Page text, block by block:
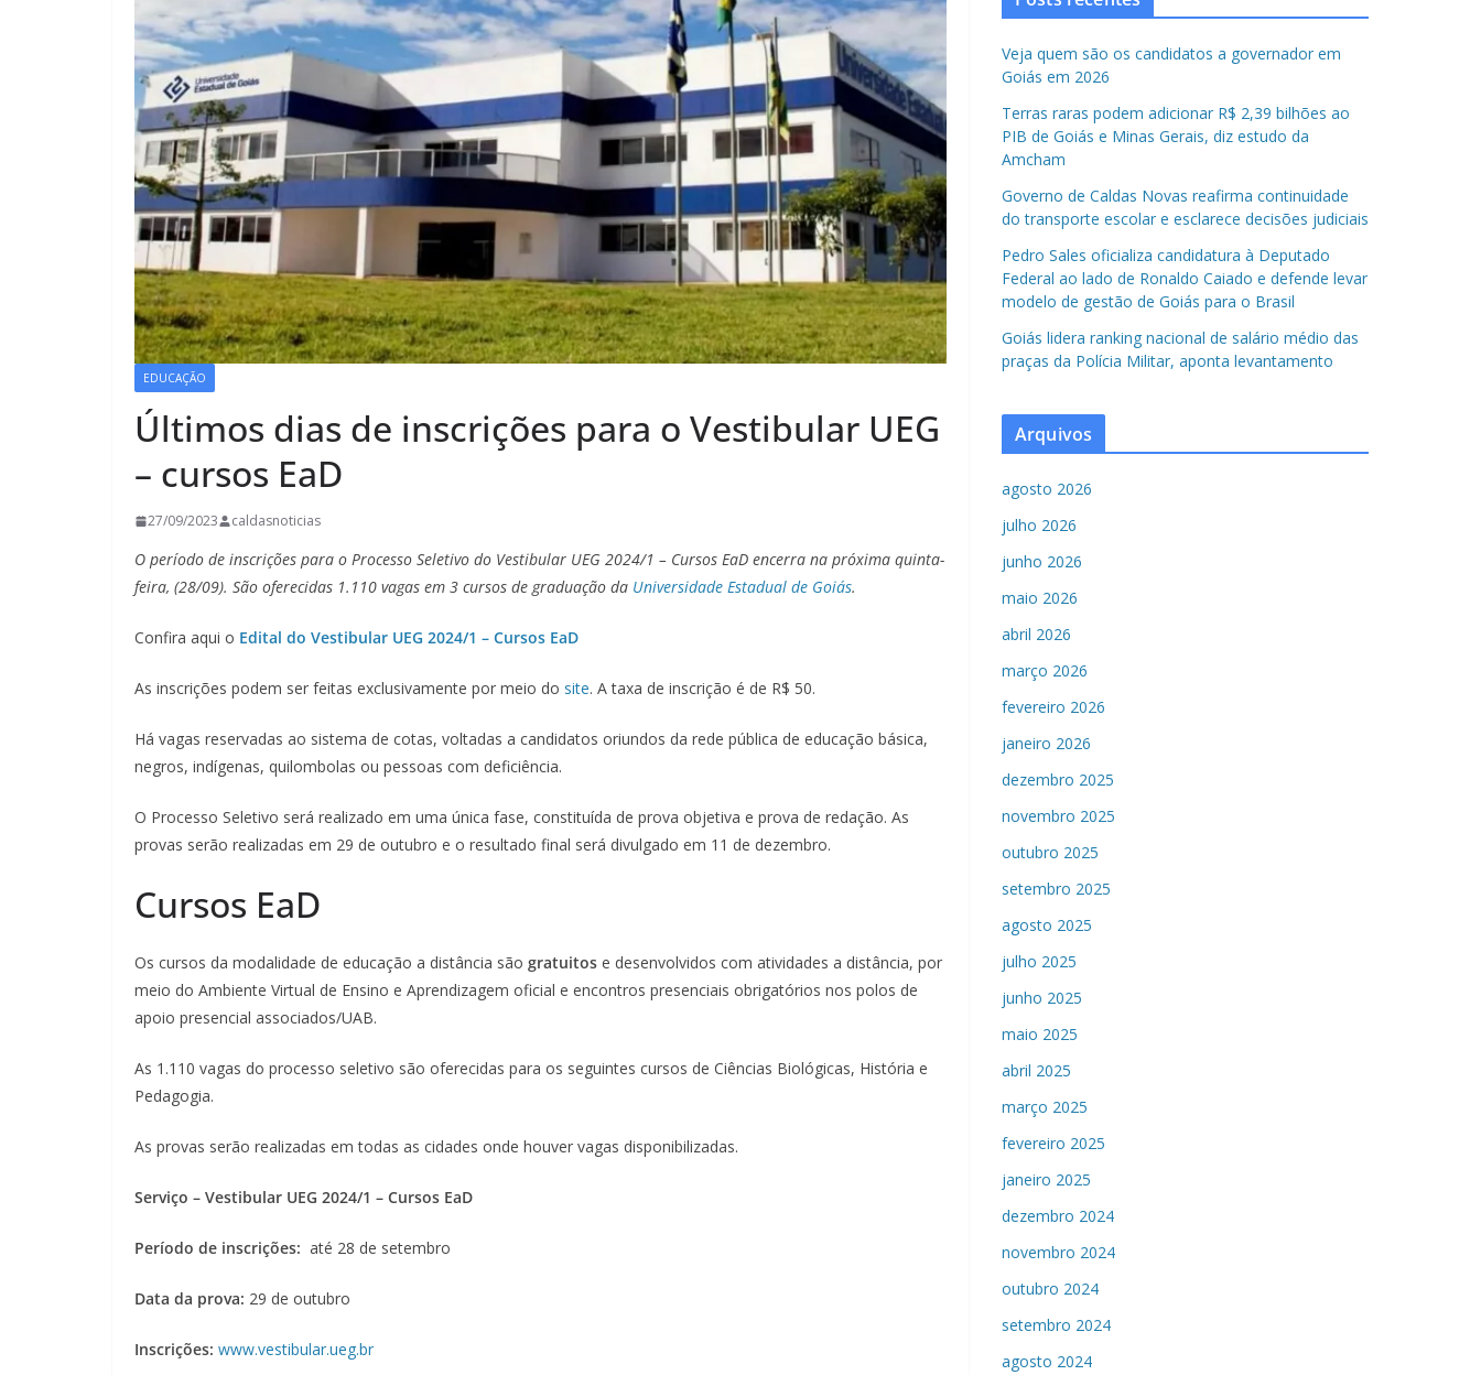
EDUCAÇÃO
Últimos dias de inscrições para o Vestibular UEG
– cursos EaD
27/09/2023 caldasnoticias
O período de inscrições para o Processo Seletivo do Vestibular UEG 2024/1 – Cursos EaD encerra na próxima quinta-
feira, (28/09). São oferecidas 1.110 vagas em 3 cursos de graduação da Universidade Estadual de Goiás.
Confira aqui o Edital do Vestibular UEG 2024/1 – Cursos EaD
As inscrições podem ser feitas exclusivamente por meio do site. A taxa de inscrição é de R$ 50.
Há vagas reservadas ao sistema de cotas, voltadas a candidatos oriundos da rede pública de educação básica,
negros, indígenas, quilombolas ou pessoas com deficiência.
O Processo Seletivo será realizado em uma única fase, constituída de prova objetiva e prova de redação. As
provas serão realizadas em 29 de outubro e o resultado final será divulgado em 11 de dezembro.
Cursos EaD
Os cursos da modalidade de educação a distância são gratuitos e desenvolvidos com atividades a distância, por
meio do Ambiente Virtual de Ensino e Aprendizagem oficial e encontros presenciais obrigatórios nos polos de
apoio presencial associados/UAB.
As 1.110 vagas do processo seletivo são oferecidas para os seguintes cursos de Ciências Biológicas, História e
Pedagogia.
As provas serão realizadas em todas as cidades onde houver vagas disponibilizadas.
Serviço – Vestibular UEG 2024/1 – Cursos EaD
Período de inscrições: até 28 de setembro
Data da prova: 29 de outubro
Inscrições: www.vestibular.ueg.br
Veja quem são os candidatos a governador em
Goiás em 2026
Terras raras podem adicionar R$ 2,39 bilhões ao
PIB de Goiás e Minas Gerais, diz estudo da
Amcham
Governo de Caldas Novas reafirma continuidade
do transporte escolar e esclarece decisões judiciais
Pedro Sales oficializa candidatura à Deputado
Federal ao lado de Ronaldo Caiado e defende levar
modelo de gestão de Goiás para o Brasil
Goiás lidera ranking nacional de salário médio das
praças da Polícia Militar, aponta levantamento
Arquivos
agosto 2026
julho 2026
junho 2026
maio 2026
abril 2026
março 2026
fevereiro 2026
janeiro 2026
dezembro 2025
novembro 2025
outubro 2025
setembro 2025
agosto 2025
julho 2025
junho 2025
maio 2025
abril 2025
março 2025
fevereiro 2025
janeiro 2025
dezembro 2024
novembro 2024
outubro 2024
setembro 2024
agosto 2024